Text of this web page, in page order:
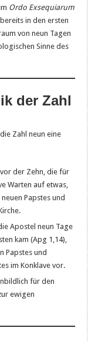
Ordo Exsequiarum
in den ersten
von neun Tagen
Sinne des
der Zahl
Zahl neun eine
der Zehn, die für
Warten auf etwas,
Papstes und
Apostel neun Tage
kam (Apg 1,14),
Papstes und
im Konklave vor.
für den
ewigen